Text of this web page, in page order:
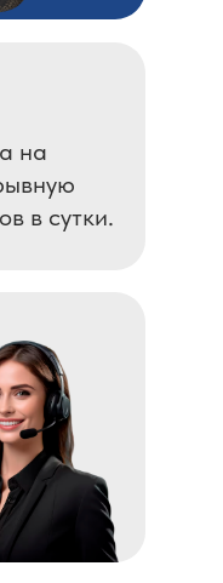
на
в сутки.